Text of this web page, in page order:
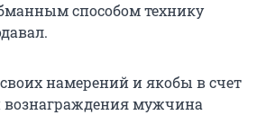
способом технику
намерений и якобы в счет
вознаграждения мужчина